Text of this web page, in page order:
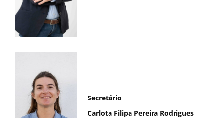
Secretário
Carlota Filipa Pereira Rodrigues